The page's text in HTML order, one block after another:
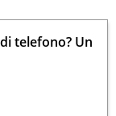
telefono? Un